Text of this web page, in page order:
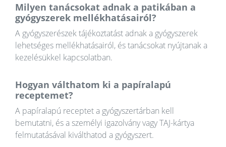
Milyen tanácsokat adnak a patikában a
gyógyszerek mellékhatásairól?
A gyógyszerészek tájékoztatást adnak a gyógyszerek
lehetséges mellékhatásairól, és tanácsokat nyújtanak a
kezelésükkel kapcsolatban.
Hogyan válthatom ki a papíralapú
receptemet?
A papíralapú receptet a gyógyszertárban kell
bemutatni, és a személyi igazolvány vagy TAJ-kártya
felmutatásával kiválthatod a gyógyszert.